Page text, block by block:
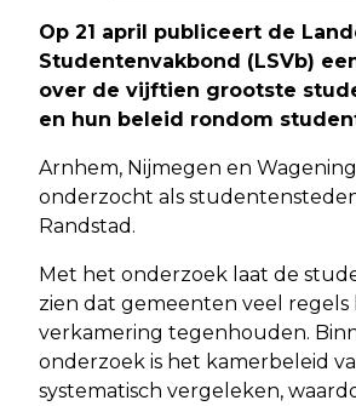
Op 21 april publiceert de
Studentenvakbond (LSVb)
over de vijftien grootste
en hun beleid rondom
Arnhem, Nijmegen en
onderzocht als
Randstad.
Met het onderzoek laat de
zien dat gemeenten veel regels
verkamering tegenhouden.
onderzoek is het kamerbeleid
systematisch vergeleken,